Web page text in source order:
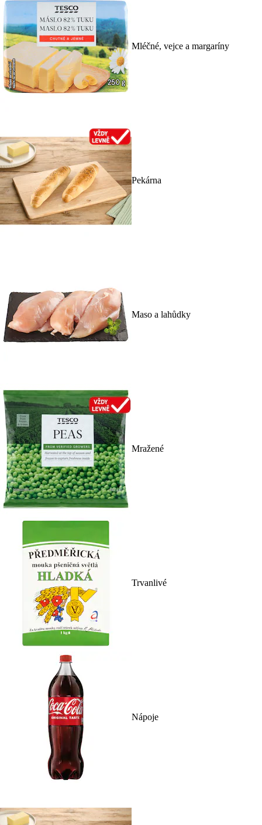
Mléčné, vejce a margaríny
Pekárna
Maso a lahůdky
Mražené
Trvanlivé
Nápoje